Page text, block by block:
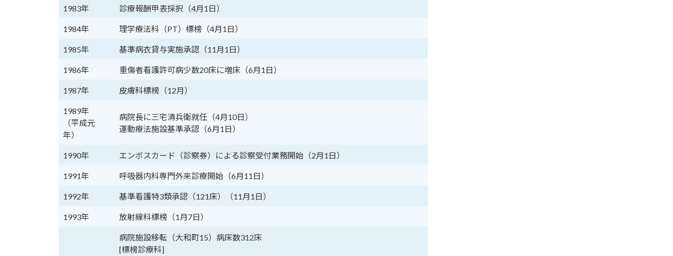
1983年 診療報酬甲表採択（4月1日）
1984年 理学療法科（PT）標榜（4月1日）
1985年 基準病衣貸与実施承認（11月1日）
1986年 重傷者看護許可病少数20床に増床（6月1日）
1987年 皮膚科標榜（12月）
1989年
（平成元
年）
病院長に三宅清兵衛就任（4月10日）
運動療法施設基準承認（6月1日）
1990年 エンボスカード（診察券）による診察受付業務開始（2月1日）
1991年 呼吸器内科専門外来診療開始（6月11日）
1992年 基準看護特3類承認（121床）（11月1日）
1993年 放射線科標榜（1月7日）
病院施設移転（大和町15）病床数312床
[標榜診療科]